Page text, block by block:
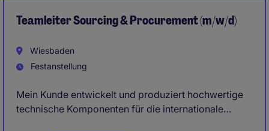
Teamleiter Sourcing & Procurement (m/w/d)
Wiesbaden
Festanstellung
Mein Kunde entwickelt und produziert hochwertige
technische Komponenten für die internationale